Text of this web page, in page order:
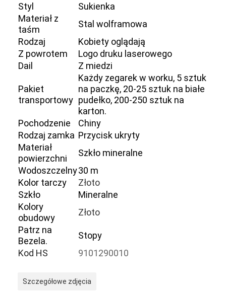
Produkty
Styl
Sukienka
Materiał z
taśm
Stal wolframowa
Rodzaj
Kobiety oglądają
Z powrotem
Logo druku laserowego
Dail
Z miedzi
Pakiet
transportowy
Każdy zegarek w worku, 5 sztuk
na paczkę, 20-25 sztuk na białe
pudełko, 200-250 sztuk na
karton.
Pochodzenie
Chiny
Rodzaj zamka Przycisk ukryty
Materiał
powierzchni
Szkło mineralne
Wodoszczelny30 m
Kolor tarczy
Złoto
Szkło
Mineralne
Kolory
obudowy
Złoto
Patrz na
Bezela.
Stopy
Kod HS
9101290010
Szczegółowe zdjęcia